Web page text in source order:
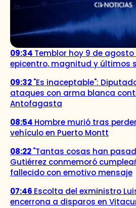
09:34 Temblor hoy 9 de agosto
epicentro, magnitud y últimos
09:32"Es inaceptable":
ataques con arma blanca
Antofagasta
08:54 Hombre murió tras
vehículo en Puerto Montt
08:22"Tantas cosas han
Gutiérrez conmemoró
fallecido con emotivo mensaje
07:46 Escolta del exministro
encerrona a disparos en